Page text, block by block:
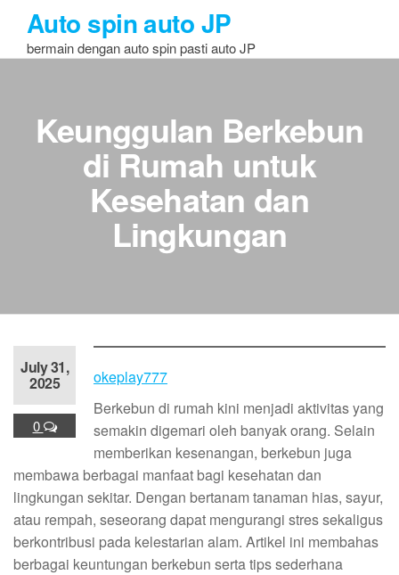
the
Auto spin auto JP
bermain dengan auto spin pasti auto JP
Keunggulan Berkebun
di Rumah untuk
Kesehatan dan
Lingkungan
July 31,
2025
0
okeplay777
Berkebun di rumah kini menjadi aktivitas yang
semakin digemari oleh banyak orang. Selain
memberikan kesenangan, berkebun juga
membawa berbagai manfaat bagi kesehatan dan
lingkungan sekitar. Dengan bertanam tanaman hias, sayur,
atau rempah, seseorang dapat mengurangi stres sekaligus
berkontribusi pada kelestarian alam. Artikel ini membahas
berbagai keuntungan berkebun serta tips sederhana